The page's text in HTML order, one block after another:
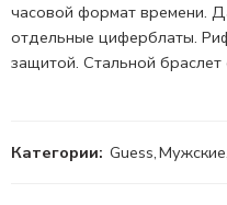
часовой формат времени.
отдельные циферблаты.
защитой. Стальной браслет
Категории: Guess,Мужские,